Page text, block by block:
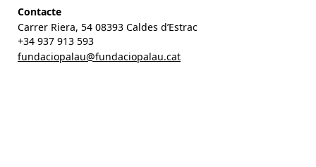
Contacte
Carrer Riera, 54 08393 Caldes d’Estrac
+34 937 913 593
fundaciopalau@fundaciopalau.cat